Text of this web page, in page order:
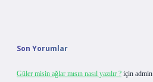
Son Yorumlar
Güler misin ağlar mısın nasıl yazılır ? için admin